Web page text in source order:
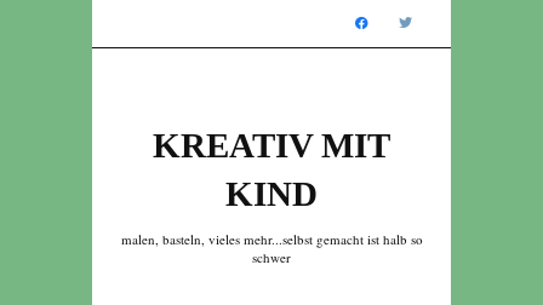
KREATIV MIT
KIND
malen, basteln, vieles mehr...selbst gemacht ist halb so
schwer